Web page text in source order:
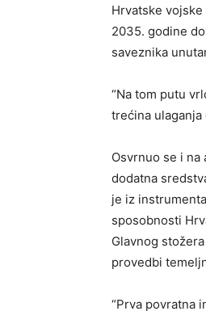
Hrvatske
2035. godine
saveznika
“Na tom putu
trećina
Osvrnuo se i
dodatna
je iz
sposobnosti
Glavnog
provedbi
“Prva povratna